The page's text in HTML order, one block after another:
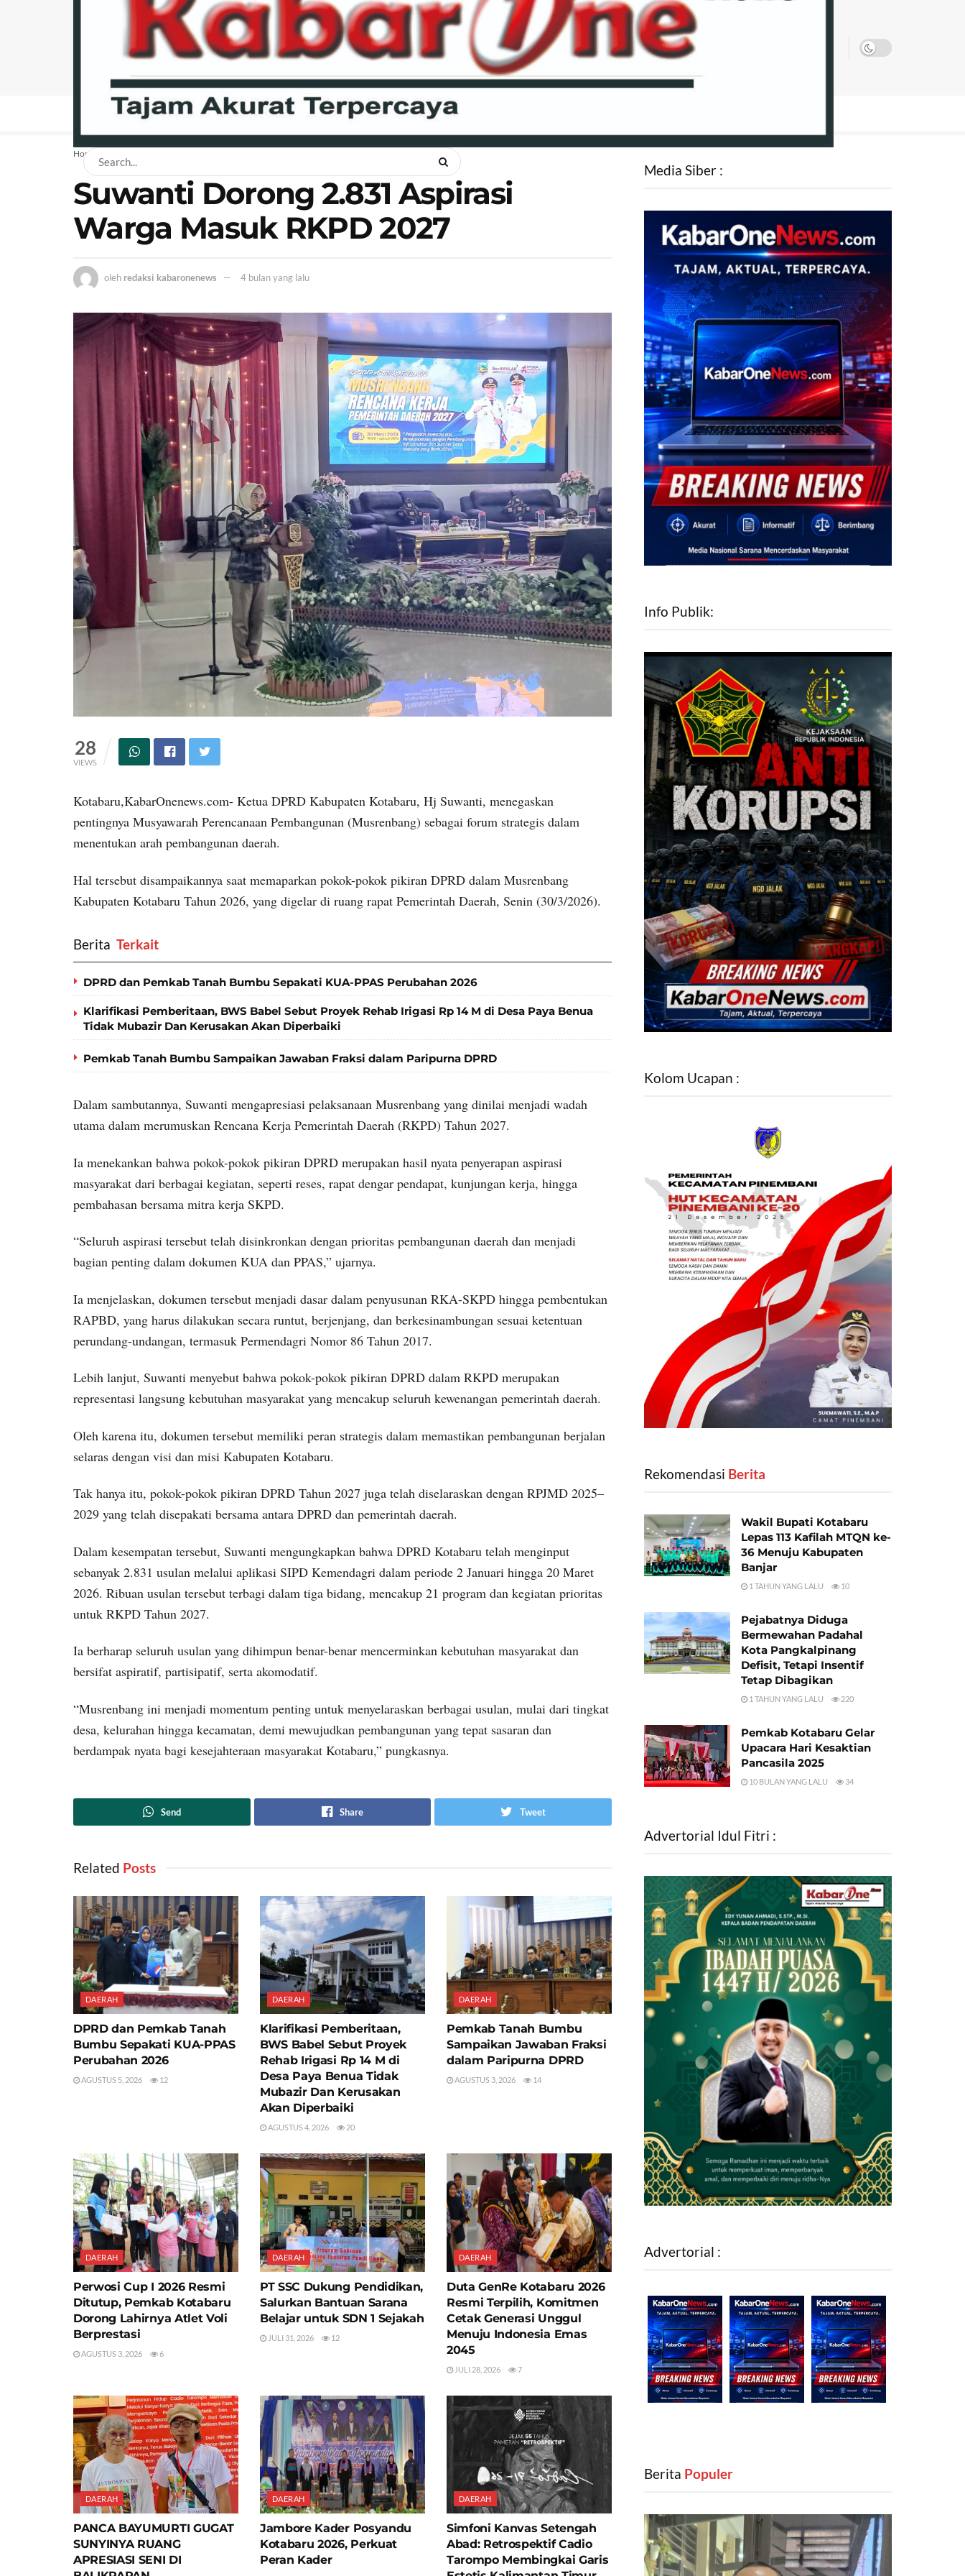
BERANDA NEWS BISNIS EKONOMI HANKAM OPINI HUKUM
Home
Suwanti Dorong 2.831 Aspirasi
Warga Masuk RKPD 2027
oleh redaksi kabaronenews 4 bulan yang lalu
28
VIEWS
Kotabaru,KabarOnenews.com- Ketua DPRD Kabupaten Kotabaru, Hj Suwanti, menegaskan
pentingnya Musyawarah Perencanaan Pembangunan (Musrenbang) sebagai forum strategis dalam
menentukan arah pembangunan daerah.
Hal tersebut disampaikannya saat memaparkan pokok-pokok pikiran DPRD dalam Musrenbang
Kabupaten Kotabaru Tahun 2026, yang digelar di ruang rapat Pemerintah Daerah, Senin (30/3/2026).
Berita ‎ Terkait
DPRD dan Pemkab Tanah Bumbu Sepakati KUA-PPAS Perubahan 2026
Klarifikasi Pemberitaan, BWS Babel Sebut Proyek Rehab Irigasi Rp 14 M di Desa Paya Benua
Tidak Mubazir Dan Kerusakan Akan Diperbaiki
Pemkab Tanah Bumbu Sampaikan Jawaban Fraksi dalam Paripurna DPRD
Dalam sambutannya, Suwanti mengapresiasi pelaksanaan Musrenbang yang dinilai menjadi wadah
utama dalam merumuskan Rencana Kerja Pemerintah Daerah (RKPD) Tahun 2027.
Ia menekankan bahwa pokok-pokok pikiran DPRD merupakan hasil nyata penyerapan aspirasi
masyarakat dari berbagai kegiatan, seperti reses, rapat dengar pendapat, kunjungan kerja, hingga
pembahasan bersama mitra kerja SKPD.
“Seluruh aspirasi tersebut telah disinkronkan dengan prioritas pembangunan daerah dan menjadi
bagian penting dalam dokumen KUA dan PPAS,” ujarnya.
Ia menjelaskan, dokumen tersebut menjadi dasar dalam penyusunan RKA-SKPD hingga pembentukan
RAPBD, yang harus dilakukan secara runtut, berjenjang, dan berkesinambungan sesuai ketentuan
perundang-undangan, termasuk Permendagri Nomor 86 Tahun 2017.
Lebih lanjut, Suwanti menyebut bahwa pokok-pokok pikiran DPRD dalam RKPD merupakan
representasi langsung kebutuhan masyarakat yang mencakup seluruh kewenangan pemerintah daerah.
Oleh karena itu, dokumen tersebut memiliki peran strategis dalam memastikan pembangunan berjalan
selaras dengan visi dan misi Kabupaten Kotabaru.
Tak hanya itu, pokok-pokok pikiran DPRD Tahun 2027 juga telah diselaraskan dengan RPJMD 2025–
2029 yang telah disepakati bersama antara DPRD dan pemerintah daerah.
Dalam kesempatan tersebut, Suwanti mengungkapkan bahwa DPRD Kotabaru telah menginput
sebanyak 2.831 usulan melalui aplikasi SIPD Kemendagri dalam periode 2 Januari hingga 20 Maret
2026. Ribuan usulan tersebut terbagi dalam tiga bidang, mencakup 21 program dan kegiatan prioritas
untuk RKPD Tahun 2027.
Ia berharap seluruh usulan yang dihimpun benar-benar mencerminkan kebutuhan masyarakat dan
bersifat aspiratif, partisipatif, serta akomodatif.
“Musrenbang ini menjadi momentum penting untuk menyelaraskan berbagai usulan, mulai dari tingkat
desa, kelurahan hingga kecamatan, demi mewujudkan pembangunan yang tepat sasaran dan
berdampak nyata bagi kesejahteraan masyarakat Kotabaru,” pungkasnya.
Send Share Tweet
Related ‎ Posts
DAERAH
DPRD dan Pemkab Tanah
Bumbu Sepakati KUA-PPAS
Perubahan 2026
AGUSTUS 5, 2026 12
DAERAH
Klarifikasi Pemberitaan,
BWS Babel Sebut Proyek
Rehab Irigasi Rp 14 M di
Desa Paya Benua Tidak
Mubazir Dan Kerusakan
Akan Diperbaiki
AGUSTUS 4, 2026 20
DAERAH
Pemkab Tanah Bumbu
Sampaikan Jawaban Fraksi
dalam Paripurna DPRD
AGUSTUS 3, 2026 14
DAERAH
Perwosi Cup I 2026 Resmi
Ditutup, Pemkab Kotabaru
Dorong Lahirnya Atlet Voli
Berprestasi
AGUSTUS 3, 2026 6
DAERAH
PT SSC Dukung Pendidikan,
Salurkan Bantuan Sarana
Belajar untuk SDN 1 Sejakah
JULI 31, 2026 12
DAERAH
Duta GenRe Kotabaru 2026
Resmi Terpilih, Komitmen
Cetak Generasi Unggul
Menuju Indonesia Emas
2045
JULI 28, 2026 7
DAERAH
PANCA BAYUMURTI GUGAT
SUNYINYA RUANG
APRESIASI SENI DI
DAERAH
Jambore Kader Posyandu
Kotabaru 2026, Perkuat
Peran Kader
DAERAH
Simfoni Kanvas Setengah
Abad: Retrospektif Cadio
Tarompo Membingkai Garis
Media Siber :
Info Publik:
Kolom Ucapan :
Rekomendasi ‎ Berita
Wakil Bupati Kotabaru
Lepas 113 Kafilah MTQN ke-
36 Menuju Kabupaten
Banjar
1 TAHUN YANG LALU 10
Pejabatnya Diduga
Bermewahan Padahal
Kota Pangkalpinang
Defisit, Tetapi Insentif
Tetap Dibagikan
1 TAHUN YANG LALU 220
Pemkab Kotabaru Gelar
Upacara Hari Kesaktian
Pancasila 2025
10 BULAN YANG LALU 34
Advertorial Idul Fitri :
Advertorial :
Berita ‎ Populer